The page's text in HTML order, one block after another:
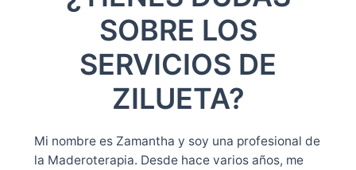
SOBRE LOS
SERVICIOS DE
ZILUETA?
Mi nombre es Zamantha y soy una profesional de
la Maderoterapia. Desde hace varios años, me